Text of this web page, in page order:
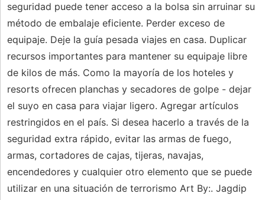
seguridad puede tener acceso a la bolsa sin arruinar su
método de embalaje eficiente. Perder exceso de
equipaje. Deje la guía pesada viajes en casa. Duplicar
recursos importantes para mantener su equipaje libre
de kilos de más. Como la mayoría de los hoteles y
resorts ofrecen planchas y secadores de golpe - dejar
el suyo en casa para viajar ligero. Agregar artículos
restringidos en el país. Si desea hacerlo a través de la
seguridad extra rápido, evitar las armas de fuego,
armas, cortadores de cajas, tijeras, navajas,
encendedores y cualquier otro elemento que se puede
utilizar en una situación de terrorismo Art By:. Jagdip